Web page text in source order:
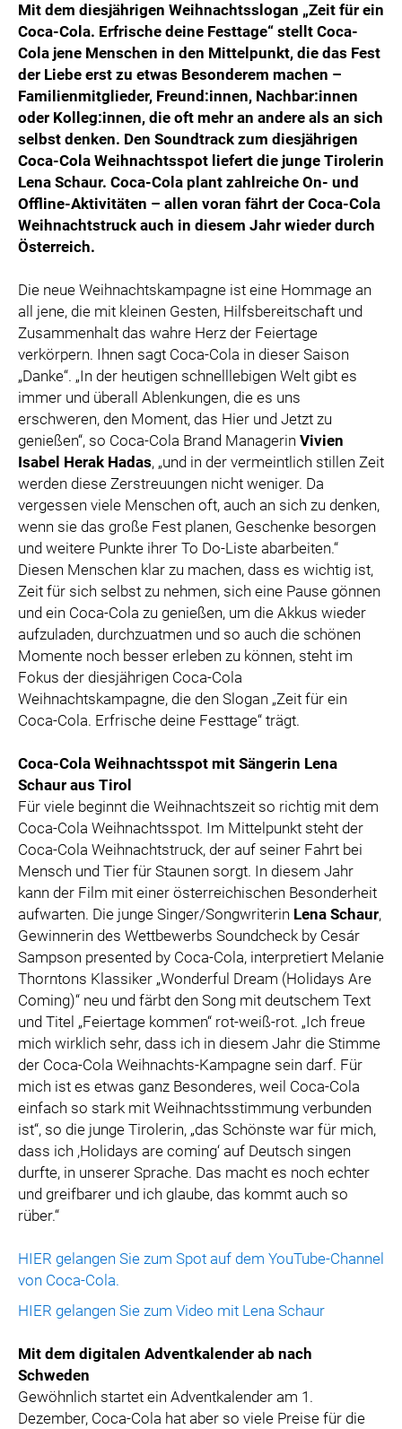
SPECIAL OLYMPICS ÖSTERREICH
MEDIA
LOGOS
COCA COLA
PRESSEKONTAKT
Mit dem diesjährigen Weihnachtsslogan „Zeit für ein
Coca-Cola. Erfrische deine Festtage“ stellt Coca-
Cola jene Menschen in den Mittelpunkt, die das Fest
der Liebe erst zu etwas Besonderem machen –
Familienmitglieder, Freund:innen, Nachbar:innen
oder Kolleg:innen, die oft mehr an andere als an sich
selbst denken. Den Soundtrack zum diesjährigen
Coca-Cola Weihnachtsspot liefert die junge Tirolerin
Lena Schaur. Coca-Cola plant zahlreiche On- und
Offline-Aktivitäten – allen voran fährt der Coca-Cola
Weihnachtstruck auch in diesem Jahr wieder durch
Österreich.
Die neue Weihnachtskampagne ist eine Hommage an
all jene, die mit kleinen Gesten, Hilfsbereitschaft und
Zusammenhalt das wahre Herz der Feiertage
verkörpern. Ihnen sagt Coca-Cola in dieser Saison
„Danke“. „In der heutigen schnelllebigen Welt gibt es
immer und überall Ablenkungen, die es uns
erschweren, den Moment, das Hier und Jetzt zu
genießen“, so Coca-Cola Brand Managerin Vivien
Isabel Herak Hadas, „und in der vermeintlich stillen Zeit
werden diese Zerstreuungen nicht weniger. Da
vergessen viele Menschen oft, auch an sich zu denken,
wenn sie das große Fest planen, Geschenke besorgen
und weitere Punkte ihrer To Do-Liste abarbeiten.“
Diesen Menschen klar zu machen, dass es wichtig ist,
Zeit für sich selbst zu nehmen, sich eine Pause gönnen
und ein Coca-Cola zu genießen, um die Akkus wieder
aufzuladen, durchzuatmen und so auch die schönen
Momente noch besser erleben zu können, steht im
Fokus der diesjährigen Coca-Cola
Weihnachtskampagne, die den Slogan „Zeit für ein
Coca-Cola. Erfrische deine Festtage“ trägt.
Coca-Cola Weihnachtsspot mit Sängerin Lena
Schaur aus Tirol
Für viele beginnt die Weihnachtszeit so richtig mit dem
Coca-Cola Weihnachtsspot. Im Mittelpunkt steht der
Coca-Cola Weihnachtstruck, der auf seiner Fahrt bei
Mensch und Tier für Staunen sorgt. In diesem Jahr
kann der Film mit einer österreichischen Besonderheit
aufwarten. Die junge Singer/Songwriterin Lena Schaur,
Gewinnerin des Wettbewerbs Soundcheck by Cesár
Sampson presented by Coca-Cola, interpretiert Melanie
Thorntons Klassiker „Wonderful Dream (Holidays Are
Coming)“ neu und färbt den Song mit deutschem Text
und Titel „Feiertage kommen“ rot-weiß-rot. „Ich freue
mich wirklich sehr, dass ich in diesem Jahr die Stimme
der Coca-Cola Weihnachts-Kampagne sein darf. Für
mich ist es etwas ganz Besonderes, weil Coca-Cola
einfach so stark mit Weihnachtsstimmung verbunden
ist“, so die junge Tirolerin, „das Schönste war für mich,
dass ich ,Holidays are coming‘ auf Deutsch singen
durfte, in unserer Sprache. Das macht es noch echter
und greifbarer und ich glaube, das kommt auch so
rüber.“
HIER gelangen Sie zum Spot auf dem YouTube-Channel
von Coca-Cola.
HIER gelangen Sie zum Video mit Lena Schaur
Mit dem digitalen Adventkalender ab nach
Schweden
Gewöhnlich startet ein Adventkalender am 1.
Dezember, Coca-Cola hat aber so viele Preise für die